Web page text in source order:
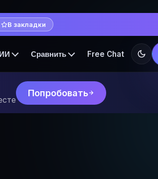
В закладки
Сравнить Free Chat
Попробовать